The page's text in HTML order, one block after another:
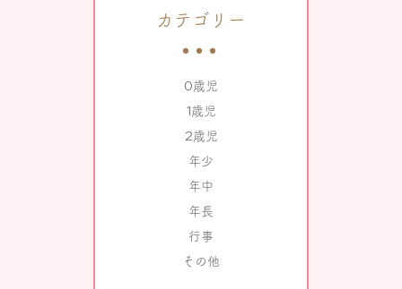
カテゴリー
0歳児
1歳児
2歳児
年少
年中
年長
行事
その他